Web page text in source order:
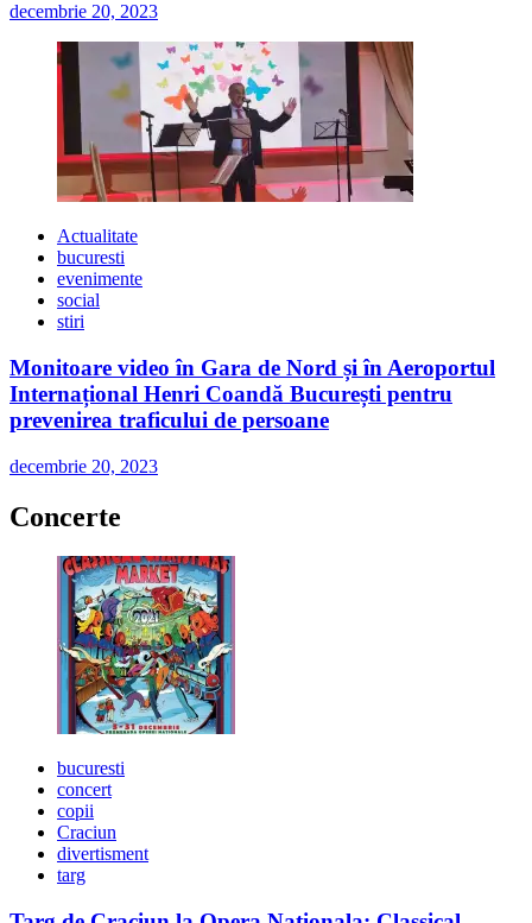
decembrie 20, 2023
Actualitate
bucuresti
evenimente
social
stiri
Monitoare video în Gara de Nord și în Aeroportul
Internațional Henri Coandă București pentru
prevenirea traficului de persoane
decembrie 20, 2023
Concerte
bucuresti
concert
copii
Craciun
divertisment
targ